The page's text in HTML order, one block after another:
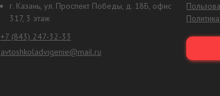
г. Казань, ул. Проспект Победы, д. 18Б, офис
317, 3 этаж
+7 (843) 247-32-33
avtoshkoladvigenie@mail.ru